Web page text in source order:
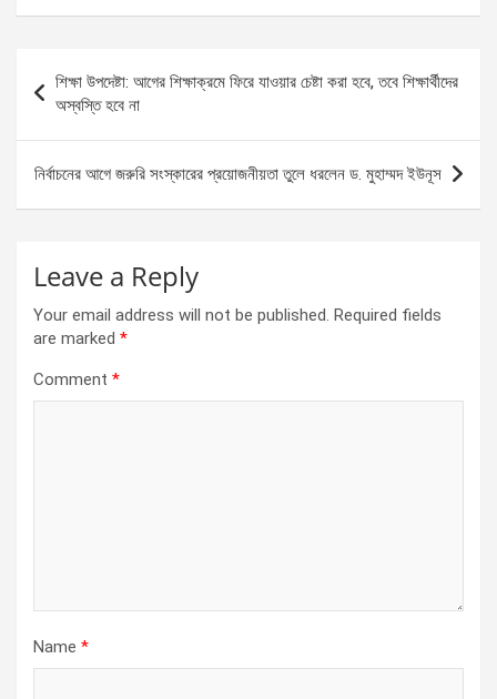
ce
b
o
o
k
se
n
g
er
at
s
A
p
p
ar
Post
navigation
শিক্ষা উপদেষ্টা: আগের শিক্ষাক্রমে ফিরে যাওয়ার চেষ্টা করা হবে, তবে শিক্ষার্থীদের
অস্বস্তি হবে না
নির্বাচনের আগে জরুরি সংস্কারের প্রয়োজনীয়তা তুলে ধরলেন ড. মুহাম্মদ ইউনূস
Leave a Reply
Your email address will not be published. Required fields
are marked *
Comment *
Name *